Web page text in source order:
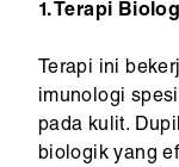
1. Terapi
Terapi ini
imunologi
pada kulit.
biologik yang